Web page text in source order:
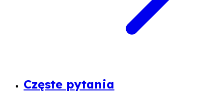
Częste pytania